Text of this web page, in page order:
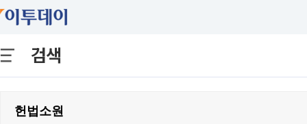
검색